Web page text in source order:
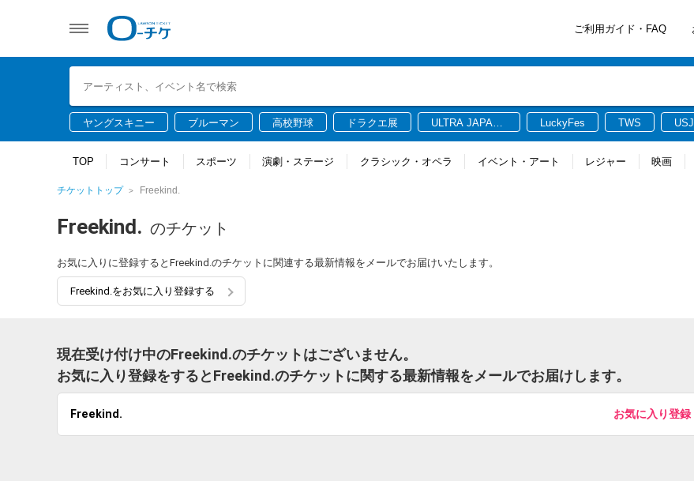
ご利用ガイド・FAQ
ヤングスキニー ブルーマン 高校野球 ドラクエ展
ULTRA JAPAN
LuckyFes TWS USJ
TOP コンサート スポーツ 演劇・ステージ クラシック・オペラ イベント・アート レジャー 映画
チケットトップ Freekind.
Freekind. のチケット
お気に入りに登録するとFreekind.のチケットに関連する最新情報をメールでお届けいたします。
Freekind.をお気に入り登録する
現在受け付け中のFreekind.のチケットはございません。
お気に入り登録をするとFreekind.のチケットに関する最新情報をメールでお届けします。
Freekind. お気に入り登録